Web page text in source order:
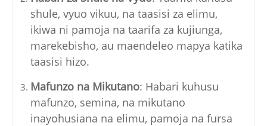
shule, vyuo vikuu, na taasisi za elimu,
ikiwa ni pamoja na taarifa za kujiunga,
marekebisho, au maendeleo mapya katika
taasisi hizo.
Mafunzo na Mikutano: Habari kuhusu
mafunzo, semina, na mikutano
inayohusiana na elimu, pamoja na fursa